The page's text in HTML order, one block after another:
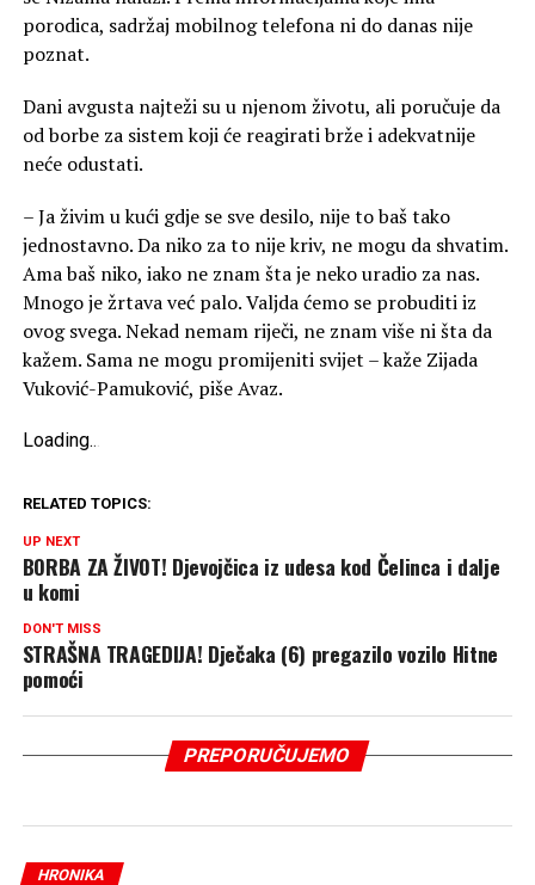
porodica, sadržaj mobilnog telefona ni do danas nije
poznat.
Dani avgusta najteži su u njenom životu, ali poručuje da
od borbe za sistem koji će reagirati brže i adekvatnije
neće odustati.
– Ja živim u kući gdje se sve desilo, nije to baš tako
jednostavno. Da niko za to nije kriv, ne mogu da shvatim.
Ama baš niko, iako ne znam šta je neko uradio za nas.
Mnogo je žrtava već palo. Valjda ćemo se probuditi iz
ovog svega. Nekad nemam riječi, ne znam više ni šta da
kažem. Sama ne mogu promijeniti svijet – kaže Zijada
Vuković-Pamuković, piše Avaz.
Loading..
RELATED TOPICS:
UP NEXT
BORBA ZA ŽIVOT! Djevojčica iz udesa kod Čelinca i dalje
u komi
DON'T MISS
STRAŠNA TRAGEDIJA! Dječaka (6) pregazilo vozilo Hitne
pomoći
PREPORUČUJEMO
HRONIKA